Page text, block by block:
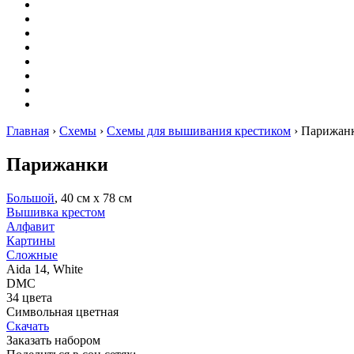
Главная › Схемы › Схемы для вышивания крестиком ›
Парижанки
Большой, 40 см х 78 см
Вышивка крестом
Алфавит
Картины
Сложные
Aida 14, White
DMC
34 цвета
Символьная цветная
Скачать
Заказать набором